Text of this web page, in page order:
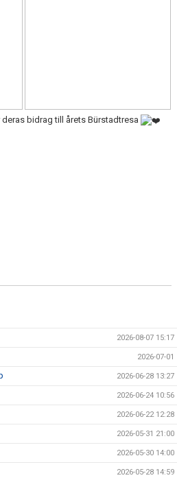
bidrag till årets Bürstadtresa
2026-08-07 15:17
2026-07-01
2026-06-28 13:27
2026-06-24 10:56
2026-06-22 12:28
2026-05-31 21:00
2026-05-30 14:00
2026-05-28 14:59